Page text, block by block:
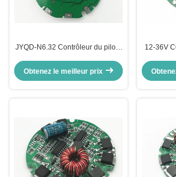
JYQD-N6.32 Contrôleur du pilote
de vitesse du moteur à courant
continu Sortie de signal
Obtenez le meilleur prix
12-36V